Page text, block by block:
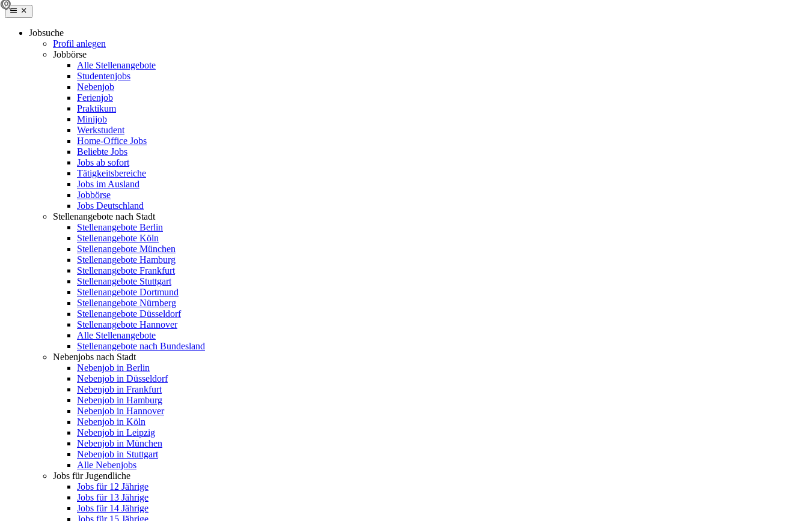
Jobsuche
Profil anlegen
Jobbörse
Alle Stellenangebote
Studentenjobs
Nebenjob
Ferienjob
Praktikum
Minijob
Werkstudent
Home-Office Jobs
Beliebte Jobs
Jobs ab sofort
Tätigkeitsbereiche
Jobs im Ausland
Jobbörse
Jobs Deutschland
Stellenangebote nach Stadt
Stellenangebote Berlin
Stellenangebote Köln
Stellenangebote München
Stellenangebote Hamburg
Stellenangebote Frankfurt
Stellenangebote Stuttgart
Stellenangebote Dortmund
Stellenangebote Nürnberg
Stellenangebote Düsseldorf
Stellenangebote Hannover
Alle Stellenangebote
Stellenangebote nach Bundesland
Nebenjobs nach Stadt
Nebenjob in Berlin
Nebenjob in Düsseldorf
Nebenjob in Frankfurt
Nebenjob in Hamburg
Nebenjob in Hannover
Nebenjob in Köln
Nebenjob in Leipzig
Nebenjob in München
Nebenjob in Stuttgart
Alle Nebenjobs
Jobs für Jugendliche
Jobs für 12 Jährige
Jobs für 13 Jährige
Jobs für 14 Jährige
Jobs für 15 Jährige